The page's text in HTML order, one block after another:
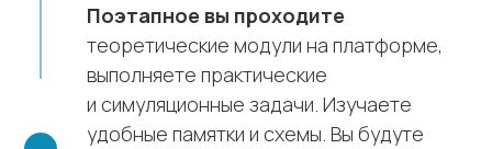
Поэтапное вы проходите
теоретические модули на платформе,
выполняете практические
и симуляционные задачи. Изучаете
удобные памятки и схемы. Вы будуте